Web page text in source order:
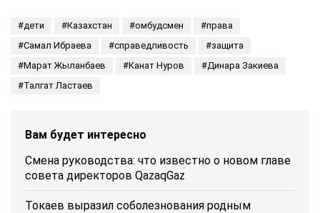
дети Казахстан омбудсмен
права
Самал Ибраева
справедливость
защита
Марат Жыланбаев
Канат Нуров
Динара Закиева
Талгат Ластаев
Вам будет интересно
Смена руководства: что известно о новом главе
совета директоров QazaqGaz
Токаев выразил соболезнования родным